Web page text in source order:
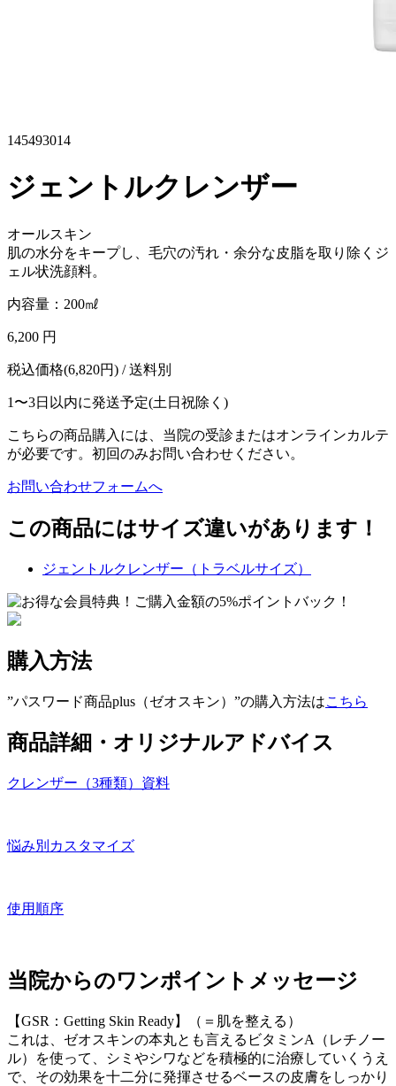
145493014
ジェントルクレンザー
オールスキン
肌の水分をキープし、毛穴の汚れ・余分な皮脂を取り除くジ
ェル状洗顔料。
内容量：200㎖
6,200 円
税込価格(6,820円) / 送料別
1〜3日以内に発送予定(土日祝除く)
こちらの商品購入には、当院の受診またはオンラインカルテ
が必要です。初回のみお問い合わせください。
お問い合わせフォームへ
この商品にはサイズ違いがあります！
ジェントルクレンザー（トラベルサイズ）
購入方法
”パスワード商品plus（ゼオスキン）”の購入方法はこちら
商品詳細・オリジナルアドバイス
クレンザー（3種類）資料
悩み別カスタマイズ
使用順序
当院からのワンポイントメッセージ
【GSR：Getting Skin Ready】（＝肌を整える）
これは、ゼオスキンの本丸とも言えるビタミンA（レチノー
ル）を使って、シミやシワなどを積極的に治療していくうえ
で、その効果を十二分に発揮させるベースの皮膚をしっかり